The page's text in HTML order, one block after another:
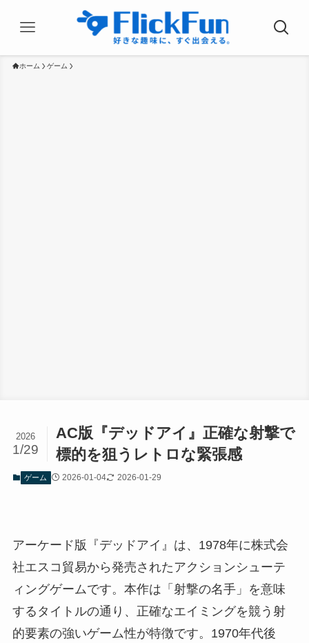
ホーム ゲーム
AC版『デッドアイ』正確な射撃で
標的を狙うレトロな緊張感
2026
1/29
ゲーム 2026-01-04 2026-01-29
アーケード版『デッドアイ』は、1978年に株式会
社エスコ貿易から発売されたアクションシューテ
ィングゲームです。本作は「射撃の名手」を意味
するタイトルの通り、正確なエイミングを競う射
的要素の強いゲーム性が特徴です。1970年代後